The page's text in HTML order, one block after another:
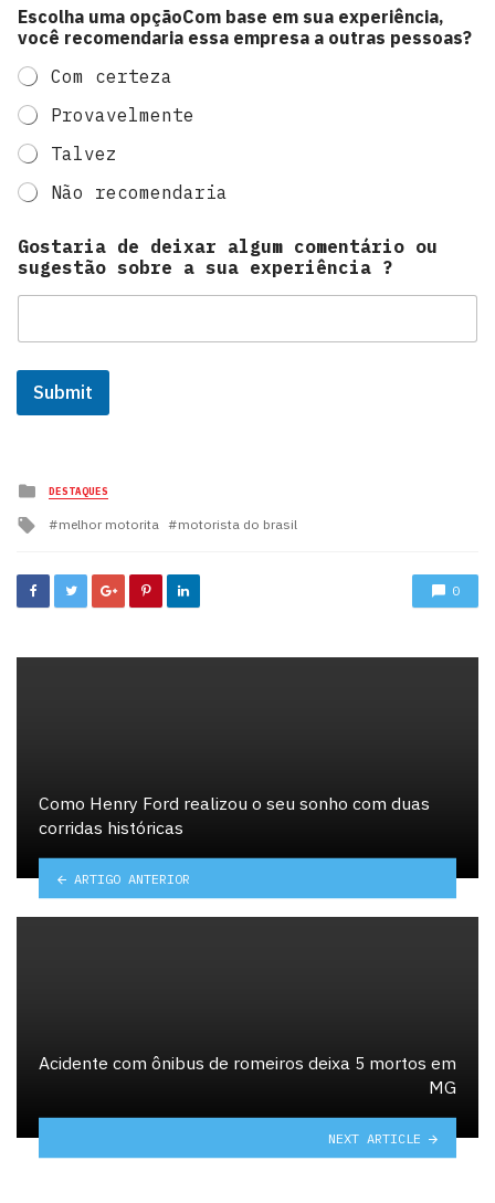
Escolha uma opçãoCom base em sua experiência,
você recomendaria essa empresa a outras pessoas?
Com certeza
Provavelmente
Talvez
Não recomendaria
Gostaria de deixar algum comentário ou
sugestão sobre a sua experiência ?
Submit
Posted
in
DESTAQUES
Tagged
melhor motorita motorista do brasil
0
Como Henry Ford realizou o seu sonho com duas
corridas históricas
ARTIGO ANTERIOR
Acidente com ônibus de romeiros deixa 5 mortos em
MG
NEXT ARTICLE